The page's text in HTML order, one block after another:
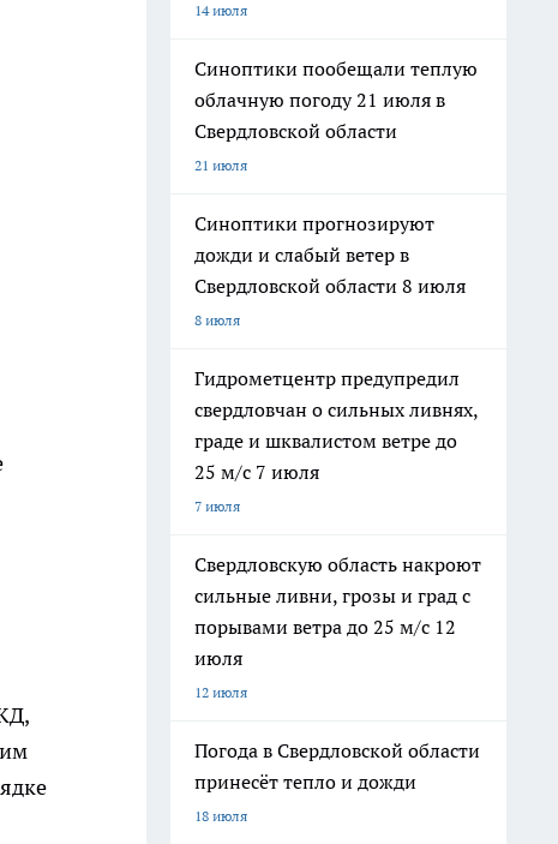
14 июля
Синоптики пообещали теплую
облачную погоду 21 июля в
Свердловской области
21 июля
Синоптики прогнозируют
дожди и слабый ветер в
Свердловской области 8 июля
8 июля
Гидрометцентр предупредил
свердловчан о сильных ливнях,
граде и шквалистом ветре до
25 м/с 7 июля
7 июля
Свердловскую область накроют
сильные ливни, грозы и град с
порывами ветра до 25 м/с 12
июля
12 июля
Погода в Свердловской области
принесёт тепло и дожди
18 июля